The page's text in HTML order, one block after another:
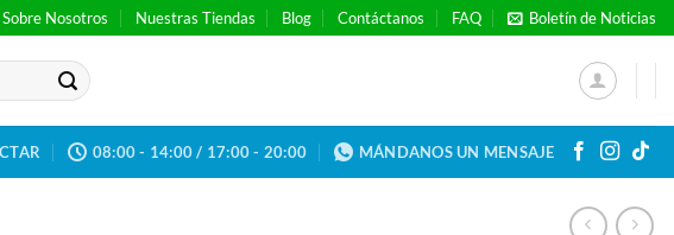
Sobre Nosotros Nuestras Tiendas Blog Contáctanos FAQ Boletín de Noticias
08:00 - 14:00 / 17:00 - 20:00 MÁNDANOS UN MENSAJE